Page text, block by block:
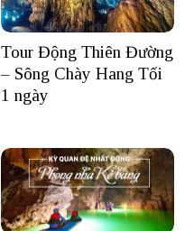
Tour Động Thiên Đường
– Sông Chày Hang Tối
1 ngày